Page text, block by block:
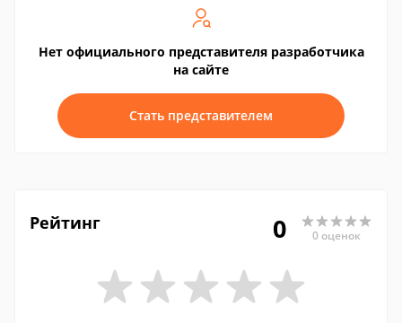
Нет официального представителя разработчика
на сайте
Стать представителем
Рейтинг 0 0 оценок